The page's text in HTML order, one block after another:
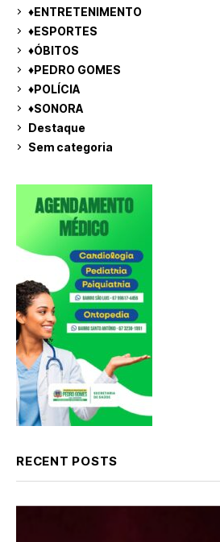
♦ENTRETENIMENTO
♦ESPORTES
♦ÓBITOS
♦PEDRO GOMES
♦POLÍCIA
♦SONORA
Destaque
Sem categoria
RECENT POSTS